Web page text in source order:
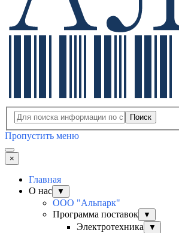
Поиск
Пропустить меню
×
Главная
О нас
▼
ООО "Альпарк"
Программа поставок
▼
Электротехника ▼